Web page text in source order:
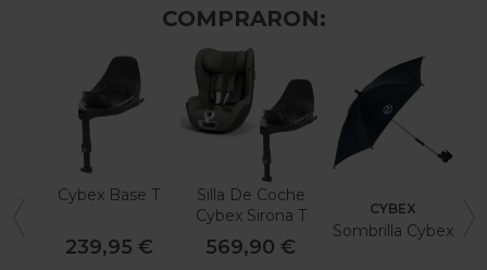
COMPRARON:
Cybex Base T
239,95 €
Silla De Coche
Cybex Sirona T
I-Size Con Base
569,90 €
CYBEX
Sombrilla Cybex